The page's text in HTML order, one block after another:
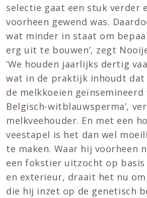
selectie gaat een stuk verder
voorheen gewend was.
wat minder in staat om
erg uit te bouwen’, zegt
‘We houden jaarlijks dertig
wat in de praktijk inhoudt dat
de melkkoeien
Belgisch-witblauwsperma’,
melkveehouder. En met een
veestapel is het dan wel
te maken. Waar hij voorheen
een fokstier uitzocht op
en exterieur, draait het nu
die hij inzet op de genetisch